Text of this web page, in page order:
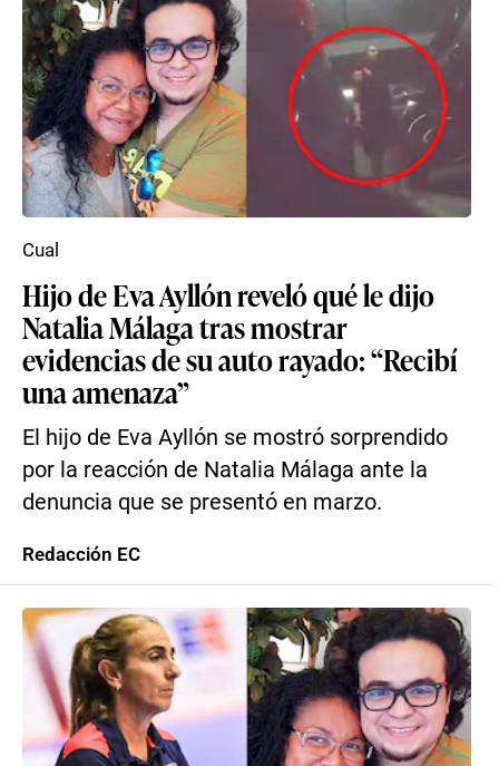
Hijo de Eva Ayllón reveló qué le dijo
Natalia Málaga tras mostrar
evidencias de su auto rayado: “Recibí
una amenaza”
El hijo de Eva Ayllón se mostró sorprendido
por la reacción de Natalia Málaga ante la
denuncia que se presentó en marzo.
Cual
Redacción EC